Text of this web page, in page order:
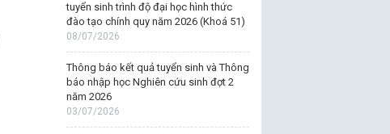
tuyển sinh trình độ đại học hình thức
đào tạo chính quy năm 2026 (Khoá 51)
08/07/2026
Thông báo kết quả tuyển sinh và Thông
báo nhập học Nghiên cứu sinh đợt 2
năm 2026
03/07/2026